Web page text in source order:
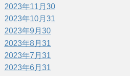
2023年11月 30
2023年10月 31
2023年9月 30
2023年8月 31
2023年7月 31
2023年6月 31